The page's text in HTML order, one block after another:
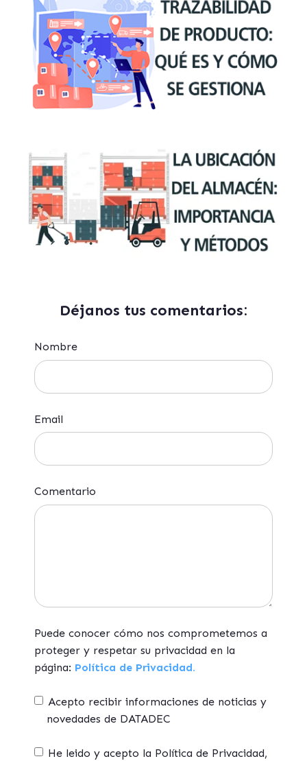
Déjanos tus comentarios:
Nombre
Email
Comentario
Puede conocer cómo nos comprometemos a
proteger y respetar su privacidad en la
página: Política de Privacidad.
Acepto recibir informaciones de noticias y
novedades de DATADEC
He leido y acepto la Política de Privacidad,